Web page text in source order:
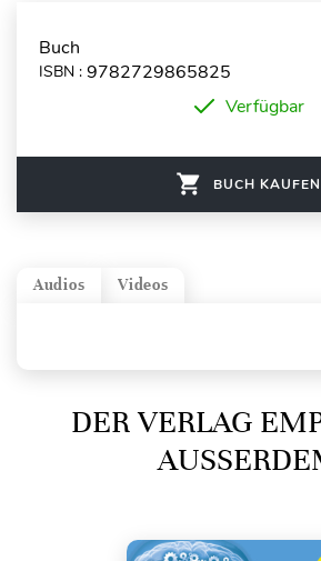
Buch
ISBN : 9782729865825
Verfügbar
BUCH KAUFEN
Videos
Audios
DER VERLAG
AUSSERDEM